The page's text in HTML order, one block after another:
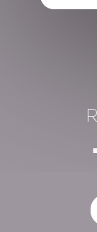
Chaque jour,
variées
restauration «
attentionnée,
Dans nos
la tranquillité
coordination
avec la
ou l’espace
espaces
Avec nos
personnes
villes agréables